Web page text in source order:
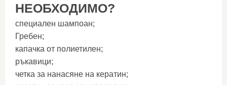
НЕОБХОДИМО?
специален шампоан;
Гребен;
капачка от полиетилен;
ръкавици;
четка за нанасяне на кератин;